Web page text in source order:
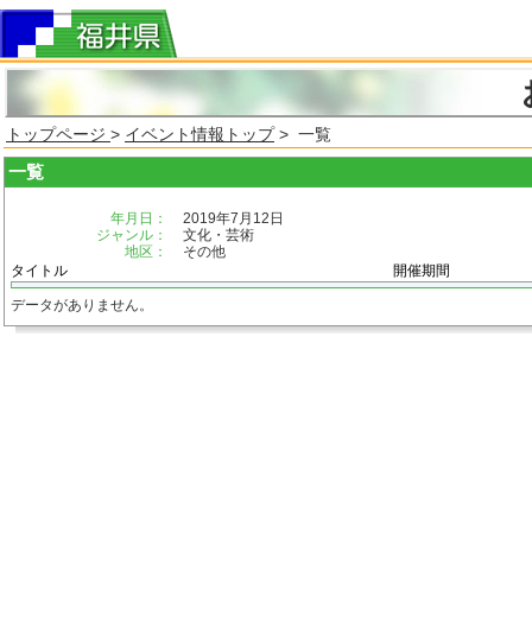
トップページ > イベント情報トップ> 一覧
一覧
年月日：
2019年7月12日
ジャンル：
文化・芸術
地区：
その他
タイトル
開催期間
データがありません。